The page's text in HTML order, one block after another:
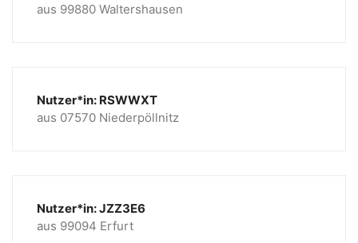
aus 99880 Waltershausen
Nutzer*in: RSWWXT
aus 07570 Niederpöllnitz
Nutzer*in: JZZ3E6
aus 99094 Erfurt